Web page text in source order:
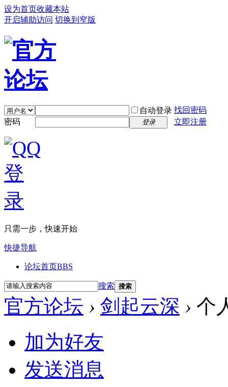
设为首页收藏本站
开启辅助访问 切换到窄版
自动登录 找回密码
密码
登录 立即注册
只需一步，快速开始
快捷导航
论坛首页BBS
搜索 搜索
官方论坛 › 剑起云深 › 个
加为好友
发送消息